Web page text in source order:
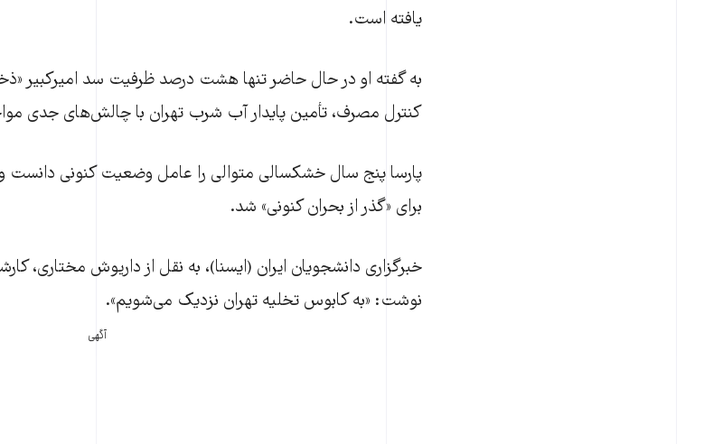
یافته است.
به گفته او در حال حاضر تنها هشت درصد ظرفیت سد امیرکبیر
کنترل مصرف، تأمین پایدار آب شرب تهران با چالش‌های جدی
پارسا پنج سال خشکسالی متوالی را عامل وضعیت کنونی دانست
برای «گذر از بحران کنونی» شد.
خبرگزاری دانشجویان ایران (ایسنا)، به نقل از داریوش مختاری،
نوشت: «به کابوس تخلیه تهران نزدیک می‌شویم».
آگهی